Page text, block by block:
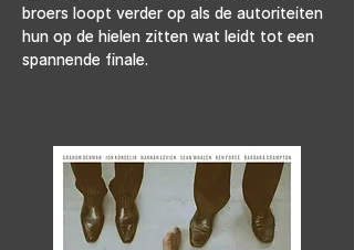
broers loopt verder op als de autoriteiten
hun op de hielen zitten wat leidt tot een
spannende finale.